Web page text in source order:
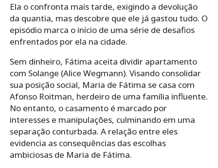
Ela o confronta mais tarde, exigindo a devolução
da quantia, mas descobre que ele já gastou tudo. O
episódio marca o início de uma série de desafios
enfrentados por ela na cidade.
Sem dinheiro, Fátima aceita dividir apartamento
com Solange (Alice Wegmann). Visando consolidar
sua posição social, Maria de Fátima se casa com
Afonso Roitman, herdeiro de uma família influente.
No entanto, o casamento é marcado por
interesses e manipulações, culminando em uma
separação conturbada. A relação entre eles
evidencia as consequências das escolhas
ambiciosas de Maria de Fátima. ​